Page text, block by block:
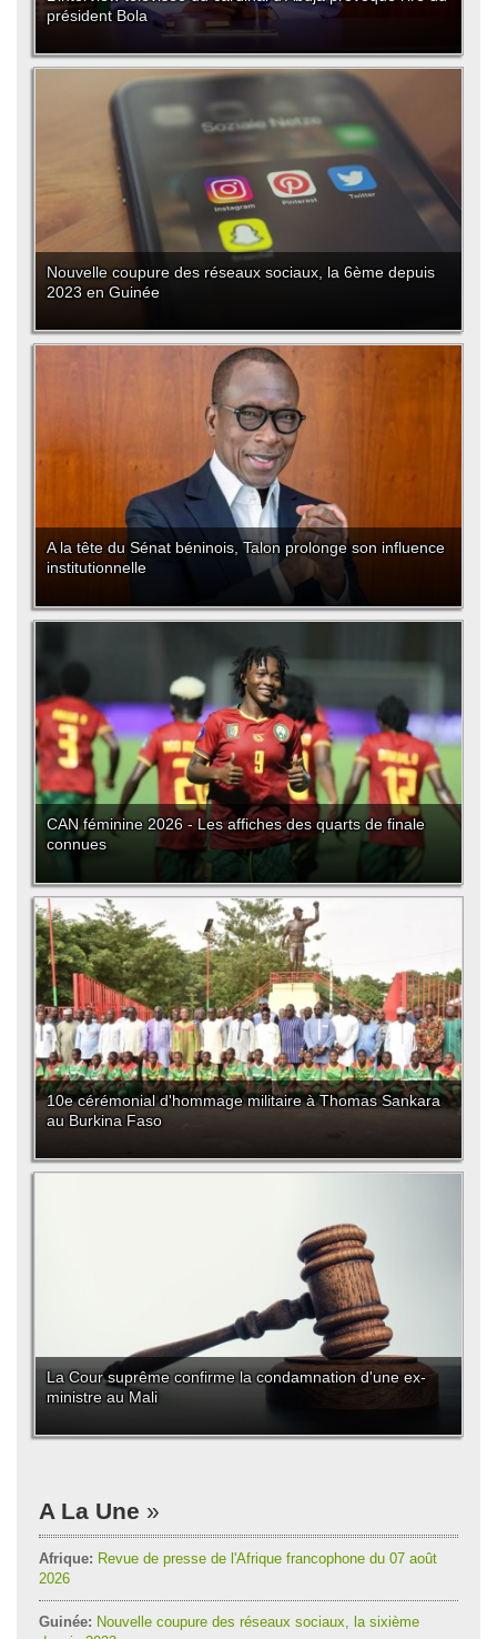
président Bola
Nouvelle coupure des réseaux sociaux, la 6ème depuis
2023 en Guinée
A la tête du Sénat béninois, Talon prolonge son influence
institutionnelle
CAN féminine 2026 - Les affiches des quarts de finale
connues
10e cérémonial d'hommage militaire à Thomas Sankara
au Burkina Faso
La Cour suprême confirme la condamnation d'une ex-
ministre au Mali
A La Une
Afrique: Revue de presse de l'Afrique francophone du 07 août
2026
Guinée: Nouvelle coupure des réseaux sociaux, la sixième